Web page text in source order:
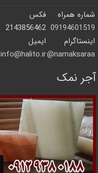
شماره همراه
فکس
09194601519
2143856462
اینستاگرام
ایمیل
namaksaraa@
info@halito.ir
آجر نمک